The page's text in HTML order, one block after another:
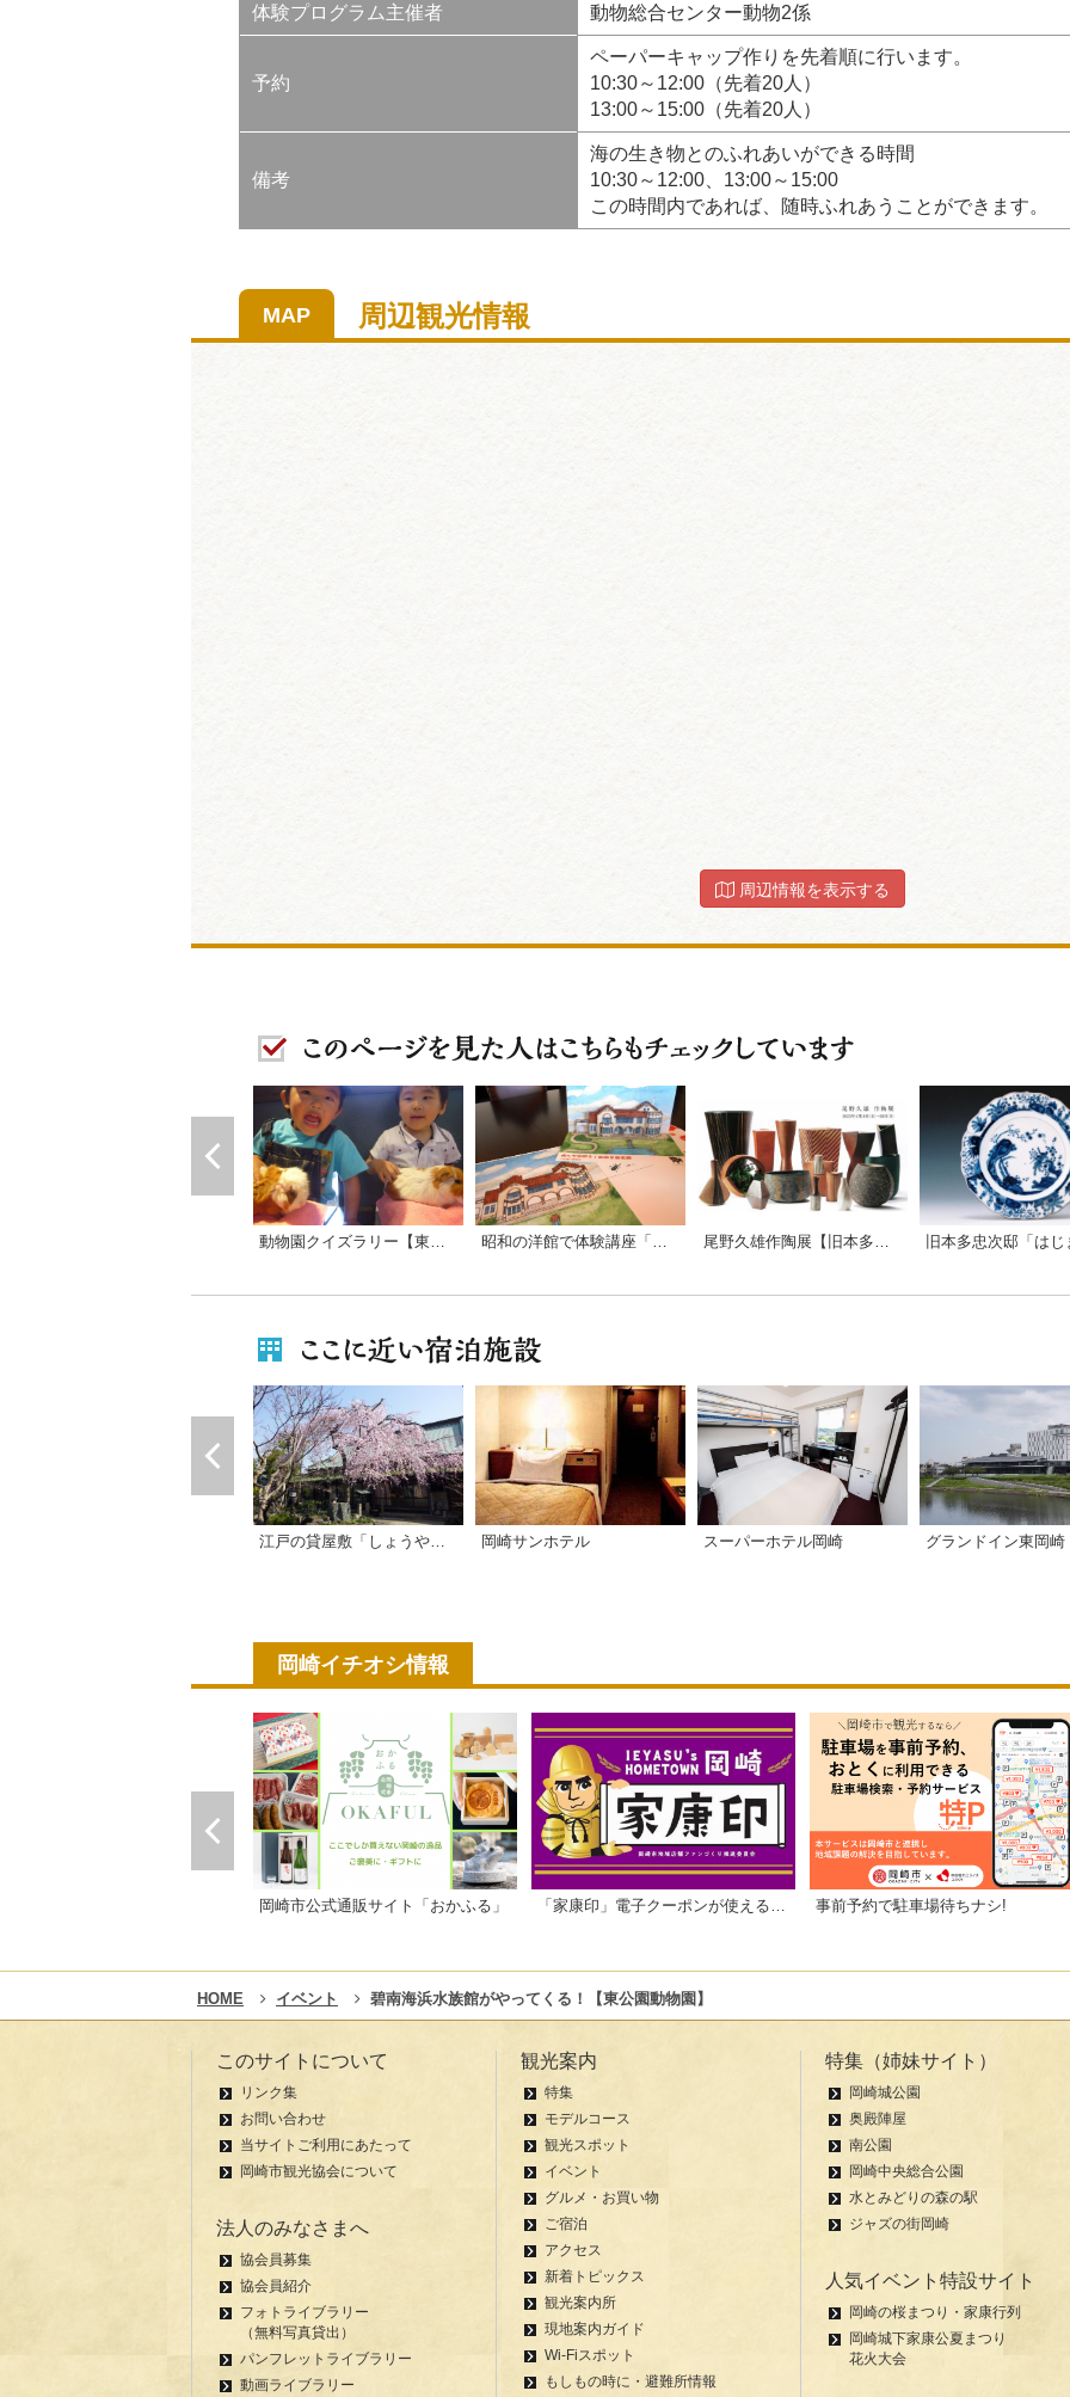
体験プログラム主催者 動物総合センター動物2係
予約
ペーパーキャップ作りを先着順に行います。
10:30～12:00（先着20人）
13:00～15:00（先着20人）
備考
海の生き物とのふれあいができる時間
10:30～12:00、13:00～15:00
この時間内であれば、随時ふれあうことができます。
MAP 周辺観光情報
周辺情報を表示する
江戸の貸屋敷「しょうやの杜」 岡崎サンホテル スーパーホテル岡崎 グランドイン東岡崎
岡崎イチオシ情報
岡崎市公式通販サイト「おかふる」 事前予約で駐車場待ちナシ!
HOME イベント 碧南海浜水族館がやってくる！【東公園動物園】
このサイトについて
リンク集
お問い合わせ
当サイトご利用にあたって
岡崎市観光協会について
法人のみなさまへ
協会員募集
協会員紹介
フォトライブラリー
（無料写真貸出）
パンフレットライブラリー
動画ライブラリー
観光案内
特集
モデルコース
観光スポット
イベント
グルメ・お買い物
ご宿泊
アクセス
新着トピックス
観光案内所
現地案内ガイド
Wi-Fiスポット
もしもの時に・避難所情報
特集（姉妹サイト）
岡崎城公園
奥殿陣屋
南公園
岡崎中央総合公園
水とみどりの森の駅
ジャズの街岡崎
人気イベント特設サイト
岡崎の桜まつり・家康行列
岡崎城下家康公夏まつり
花火大会